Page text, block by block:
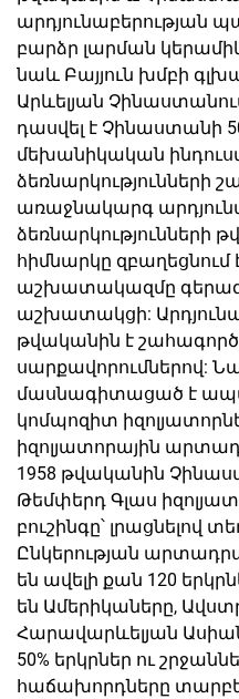
արդյունաբերության
բարձր լարման
նաև Բայյուն խմբի
Արևելյան
դասվել է Չինաստանի
մեխանիկական
ձեռնարկությունների
առաջնակարգ
ձեռնարկությունների
հիմնարկը
աշխատակազմը
աշխատակցի:
թվականին է
սարքավորումներով:
մասնագիտացած է
կոմպոզիտ
իզոլյատորային
1958 թվականին
Թեմփերդ Գլաս
բուշինգը՝ լրացնելով
Ընկերության
են ավելի քան 120
են Ամերիկաները,
Հարավարևելյան
50% երկրներ ու
հաճախորդները